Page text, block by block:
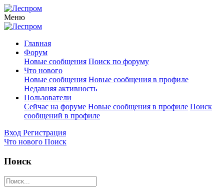
Меню
Главная
Форум
Новые сообщения Поиск по форуму
Что нового
Новые сообщения Новые сообщения в профиле
Недавняя активность
Пользователи
Сейчас на форуме Новые сообщения в профиле Поиск
сообщений в профиле
Вход Регистрация
Что нового Поиск
Поиск